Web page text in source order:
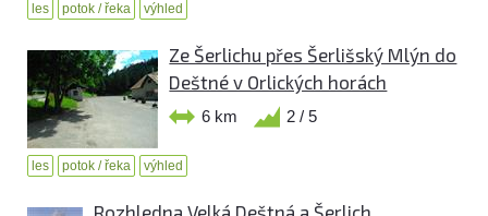
les potok / řeka výhled
Ze Šerlichu přes Šerlišský Mlýn do
Deštné v Orlických horách
6 km 2 / 5
les potok / řeka výhled